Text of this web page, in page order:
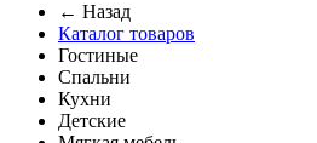
← Назад
Каталог товаров
Гостиные
Спальни
Кухни
Детские